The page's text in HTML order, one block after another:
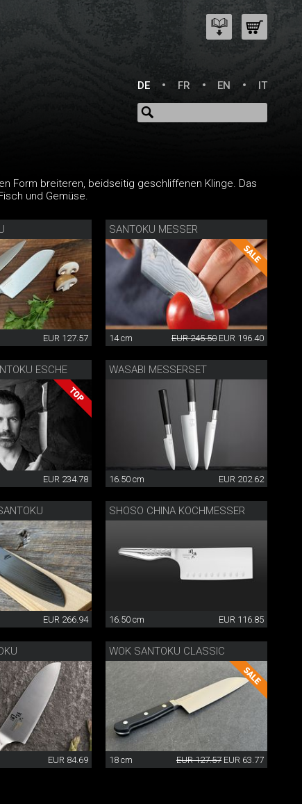
DE
FR EN IT
Form breiteren, beidseitig geschliffenen Klinge. Das
und Gemüse.
EUR 127.57
SANTOKU MESSER
14 cm EUR 245.50 EUR 196.40
ESCHE
EUR 234.78
WASABI MESSERSET
16.50 cm EUR 202.62
EUR 266.94
SHOSO CHINA KOCHMESSER
16.50 cm EUR 116.85
EUR 84.69
WOK SANTOKU CLASSIC
18 cm EUR 127.57 EUR 63.77